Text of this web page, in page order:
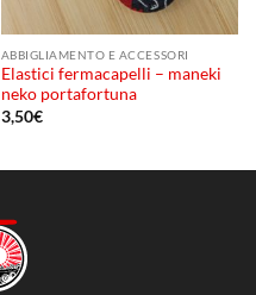
ABBIGLIAMENTO E ACCESSORI
Elastici fermacapelli – maneki
neko portafortuna
3,50€